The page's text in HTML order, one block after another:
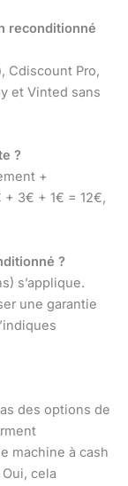
reconditionné
Cdiscount Pro,
et Vinted sans
?
+
3€ + 1€ = 12€,
?
s’applique.
une garantie
des options de
machine à cash
cela